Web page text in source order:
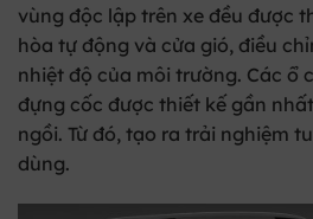
vùng độc lập trên xe đều được
hòa tự động và cửa gió, điều
nhiệt độ của môi trường. Các ổ
đựng cốc được thiết kế gần
ngồi. Từ đó, tạo ra trải nghiệm
dùng.